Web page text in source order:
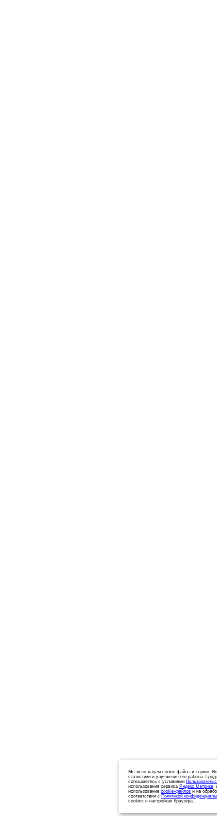
Мы используем cookie-файлы и сервис
статистики и улучшения его работы.
соглашаетесь с условиями
использования сервиса Яндекс.Метрика,
использование cookie-файлов и на
соответствии с Политикой
cookies в настройках браузера.